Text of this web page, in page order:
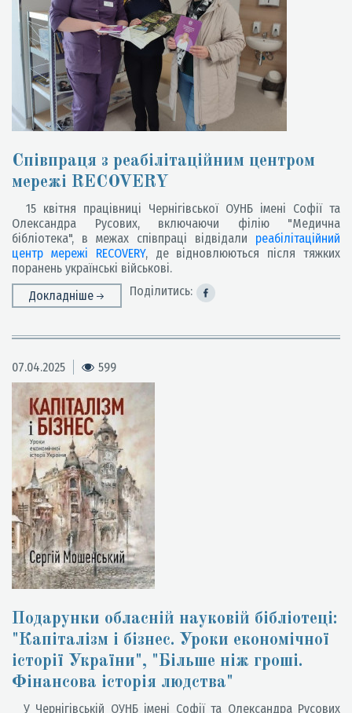
Співпраця з реабілітаційним центром
мережі RECOVERY
15 квітня працівниці Чернігівської ОУНБ імені Софії та
Олександра Русових, включаючи філію "Медична
бібліотека", в межах співпраці відвідали реабілітаційний
центр мережі RECOVERY, де відновлюються після тяжких
поранень українські військові.
Докладніше
Поділитись:
07.04.2025 599
Подарунки обласній науковій бібліотеці:
"Капіталізм і бізнес. Уроки економічної
історії України", "Більше ніж гроші.
Фінансова історія людства"
У Чернігівській ОУНБ імені Софії та Олександра Русових